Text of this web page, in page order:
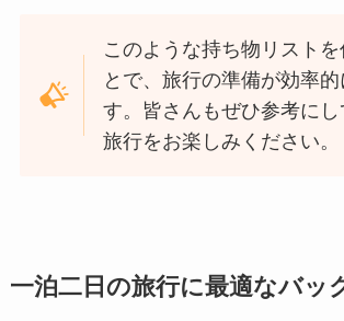
このような持ち物リストを
とで、旅行の準備が効率的
す。皆さんもぜひ参考に
旅行をお楽しみください。
一泊二日の旅行に最適なバッ